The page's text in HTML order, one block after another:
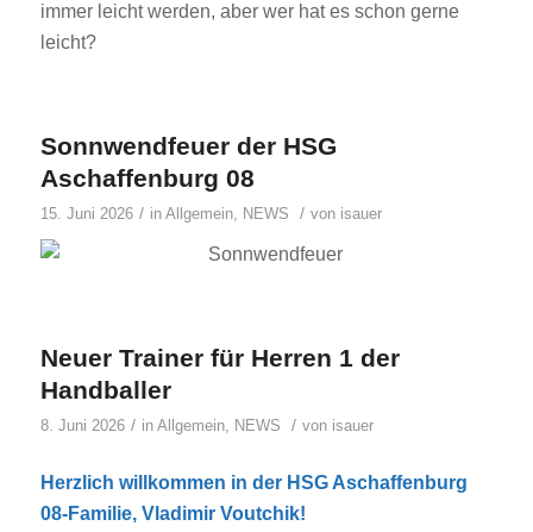
immer leicht werden, aber wer hat es schon gerne
leicht?
Sonnwendfeuer der HSG
Aschaffenburg 08
15. Juni 2026 / in Allgemein, NEWS / von isauer
Neuer Trainer für Herren 1 der
Handballer
8. Juni 2026 / in Allgemein, NEWS / von isauer
Herzlich willkommen in der HSG Aschaffenburg
08-Familie, Vladimir Voutchik!